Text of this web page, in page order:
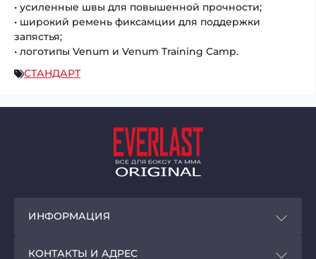
• усиленные швы для повышенной прочности;
• широкий ремень фиксамции для поддержки
запястья;
• логотипы Venum и Venum Training Camp.
СТАНДАРТ
ИНФОРМАЦИЯ
КОНТАКТЫ И АДРЕС